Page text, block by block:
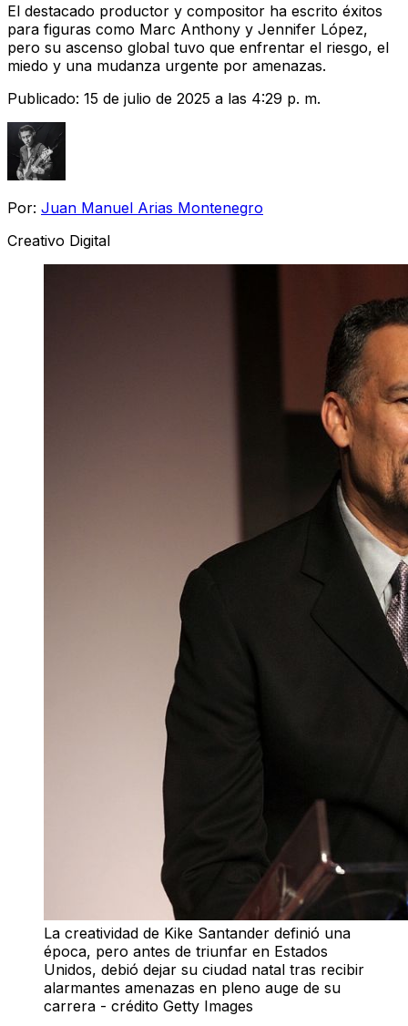
El destacado productor y compositor ha escrito éxitos
para figuras como Marc Anthony y Jennifer López,
pero su ascenso global tuvo que enfrentar el riesgo, el
miedo y una mudanza urgente por amenazas.
Publicado: 15 de julio de 2025 a las 4:29 p. m.
Por: Juan Manuel Arias Montenegro
Creativo Digital
La creatividad de Kike Santander definió una
época, pero antes de triunfar en Estados
Unidos, debió dejar su ciudad natal tras recibir
alarmantes amenazas en pleno auge de su
carrera - crédito Getty Images